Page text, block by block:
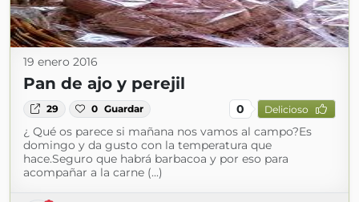
19 enero 2016
Pan de ajo y perejil
29 0 Guardar 0 Delicioso
¿ Qué os parece si mañana nos vamos al campo?Es
domingo y da gusto con la temperatura que
hace.Seguro que habrá barbacoa y por eso para
acompañar a la carne (...)